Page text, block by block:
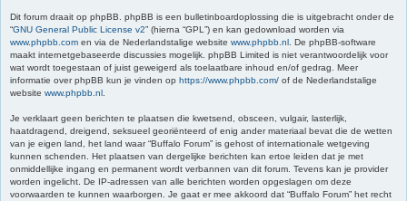
Dit forum draait op phpBB. phpBB is een bulletinboardoplossing die is uitgebracht onder de
“GNU General Public License v2” (hierna “GPL”) en kan gedownload worden via
www.phpbb.com en via de Nederlandstalige website www.phpbb.nl . De phpBB-software
maakt internetgebaseerde discussies mogelijk. phpBB Limited is niet verantwoordelijk voor
wat wordt toegestaan of juist geweigerd als toelaatbare inhoud en/of gedrag. Meer
informatie over phpBB kun je vinden op https://www.phpbb.com/ of de Nederlandstalige
website www.phpbb.nl
Je verklaart geen berichten te plaatsen die kwetsend, obsceen, vulgair, lasterlijk,
haatdragend, dreigend, seksueel georiënteerd of enig ander materiaal bevat die de wetten
van je eigen land, het land waar “Buffalo Forum” is gehost of internationale wetgeving
kunnen schenden. Het plaatsen van dergelijke berichten kan ertoe leiden dat je met
onmiddellijke ingang en permanent wordt verbannen van dit forum. Tevens kan je provider
worden ingelicht. De IP-adressen van alle berichten worden opgeslagen om deze
voorwaarden te kunnen waarborgen. Je gaat er mee akkoord dat “Buffalo Forum” het recht